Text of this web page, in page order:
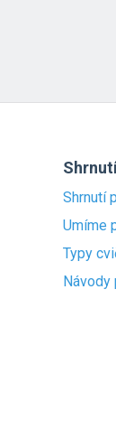
Shrnutí
Umíme
Typy
Návody